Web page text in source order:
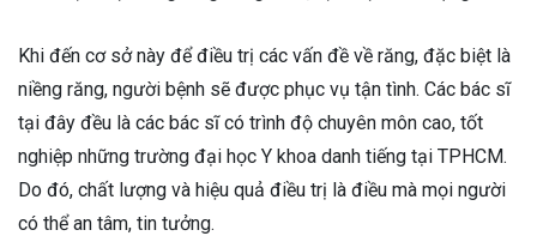
Khi đến cơ sở này để điều trị các vấn đề về răng, đặc biệt là
niềng răng, người bệnh sẽ được phục vụ tận tình. Các bác sĩ
tại đây đều là các bác sĩ có trình độ chuyên môn cao, tốt
nghiệp những trường đại học Y khoa danh tiếng tại TPHCM.
Do đó, chất lượng và hiệu quả điều trị là điều mà mọi người
có thể an tâm, tin tưởng.